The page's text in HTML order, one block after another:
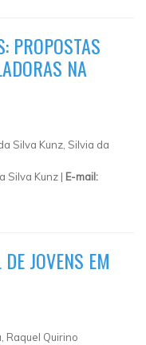
PROPOSTAS
NA
Silva Kunz, Silvia da
Silva Kunz | E-mail:
JOVENS EM
Raquel Quirino